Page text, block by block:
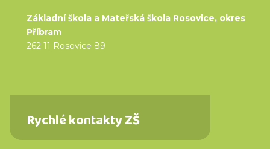
Základní škola a Mateřská škola Rosovice, okres
Příbram
262 11 Rosovice 89
Rychlé kontakty ZŠ